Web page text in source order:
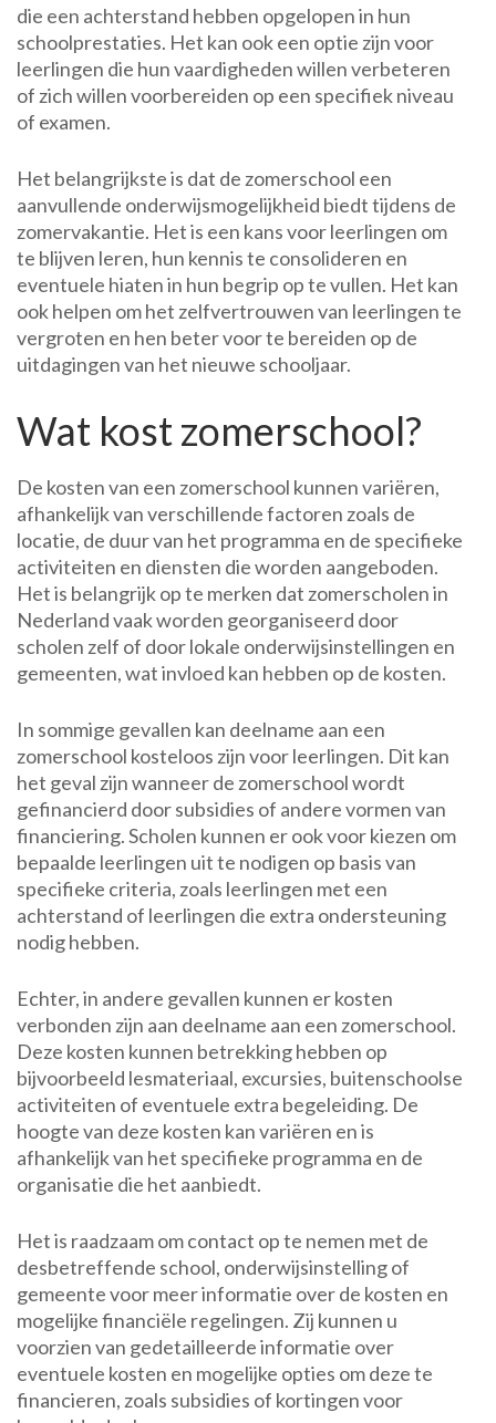
die een achterstand hebben opgelopen in hun
schoolprestaties. Het kan ook een optie zijn voor
leerlingen die hun vaardigheden willen verbeteren
of zich willen voorbereiden op een specifiek niveau
of examen.
Het belangrijkste is dat de zomerschool een
aanvullende onderwijsmogelijkheid biedt tijdens de
zomervakantie. Het is een kans voor leerlingen om
te blijven leren, hun kennis te consolideren en
eventuele hiaten in hun begrip op te vullen. Het kan
ook helpen om het zelfvertrouwen van leerlingen te
vergroten en hen beter voor te bereiden op de
uitdagingen van het nieuwe schooljaar.
Wat kost zomerschool?
De kosten van een zomerschool kunnen variëren,
afhankelijk van verschillende factoren zoals de
locatie, de duur van het programma en de specifieke
activiteiten en diensten die worden aangeboden.
Het is belangrijk op te merken dat zomerscholen in
Nederland vaak worden georganiseerd door
scholen zelf of door lokale onderwijsinstellingen en
gemeenten, wat invloed kan hebben op de kosten.
In sommige gevallen kan deelname aan een
zomerschool kosteloos zijn voor leerlingen. Dit kan
het geval zijn wanneer de zomerschool wordt
gefinancierd door subsidies of andere vormen van
financiering. Scholen kunnen er ook voor kiezen om
bepaalde leerlingen uit te nodigen op basis van
specifieke criteria, zoals leerlingen met een
achterstand of leerlingen die extra ondersteuning
nodig hebben.
Echter, in andere gevallen kunnen er kosten
verbonden zijn aan deelname aan een zomerschool.
Deze kosten kunnen betrekking hebben op
bijvoorbeeld lesmateriaal, excursies, buitenschoolse
activiteiten of eventuele extra begeleiding. De
hoogte van deze kosten kan variëren en is
afhankelijk van het specifieke programma en de
organisatie die het aanbiedt.
Het is raadzaam om contact op te nemen met de
desbetreffende school, onderwijsinstelling of
gemeente voor meer informatie over de kosten en
mogelijke financiële regelingen. Zij kunnen u
voorzien van gedetailleerde informatie over
eventuele kosten en mogelijke opties om deze te
financieren, zoals subsidies of kortingen voor